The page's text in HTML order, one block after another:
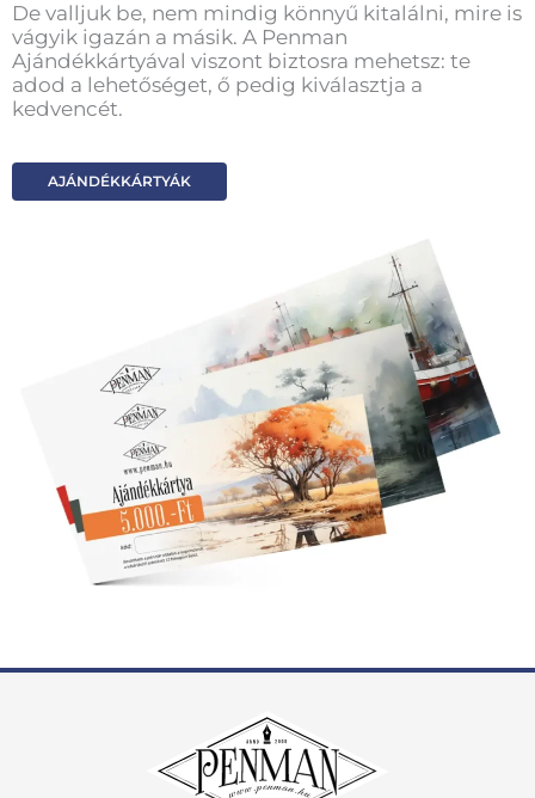
De valljuk be, nem mindig könnyű kitalálni, mire is
vágyik igazán a másik. A Penman
Ajándékkártyával viszont biztosra mehetsz: te
adod a lehetőséget, ő pedig kiválasztja a
kedvencét.
AJÁNDÉKKÁRTYÁK